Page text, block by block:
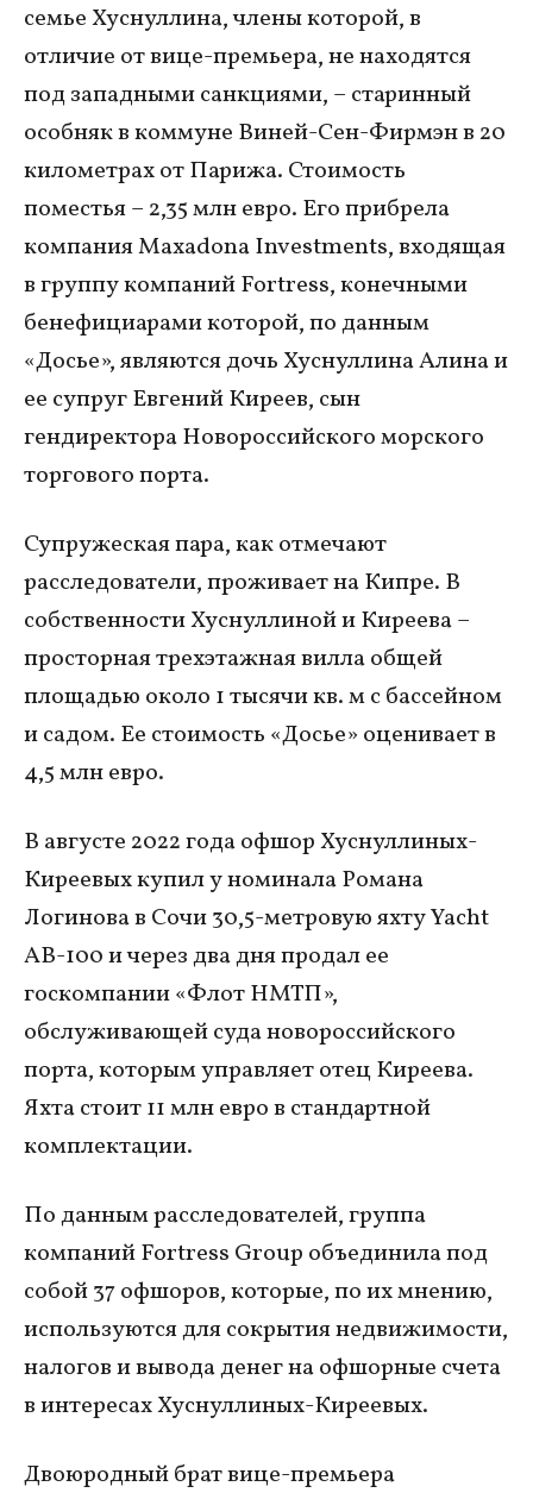
семье Хуснуллина, члены которой, в
отличие от вице-премьера, не находятся
под западными санкциями, – старинный
особняк в коммуне Виней-Сен-Фирмэн в 20
километрах от Парижа. Стоимость
поместья – 2,35 млн евро. Его прибрела
компания Maxadona Investments, входящая
в группу компаний Fortress, конечными
бенефициарами которой, по данным
«Досье», являются дочь Хуснуллина Алина и
ее супруг Евгений Киреев, сын
гендиректора Новороссийского морского
торгового порта.
Супружеская пара, как отмечают
расследователи, проживает на Кипре. В
собственности Хуснуллиной и Киреева –
просторная трехэтажная вилла общей
площадью около 1 тысячи кв. м с бассейном
и садом. Ее стоимость «Досье» оценивает в
4,5 млн евро.
В августе 2022 года офшор Хуснуллиных-
Киреевых купил у номинала Романа
Логинова в Сочи 30,5-метровую яхту Yacht
AB-100 и через два дня продал ее
госкомпании «Флот НМТП»,
обслуживающей суда новороссийского
порта, которым управляет отец Киреева.
Яхта стоит 11 млн евро в стандартной
комплектации.
По данным расследователей, группа
компаний Fortress Group объединила под
собой 37 офшоров, которые, по их мнению,
используются для сокрытия недвижимости,
налогов и вывода денег на офшорные счета
в интересах Хуснуллиных-Киреевых.
Двоюродный брат вице-премьера